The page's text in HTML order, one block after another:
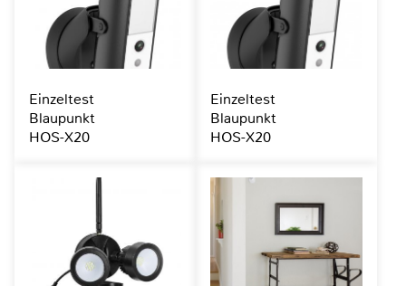
Einzeltest
Blaupunkt
HOS-X20
Einzeltest
Blaupunkt
HOS-X20